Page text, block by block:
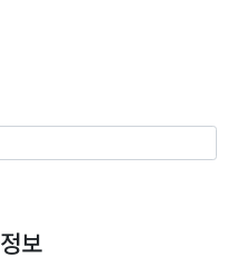
보